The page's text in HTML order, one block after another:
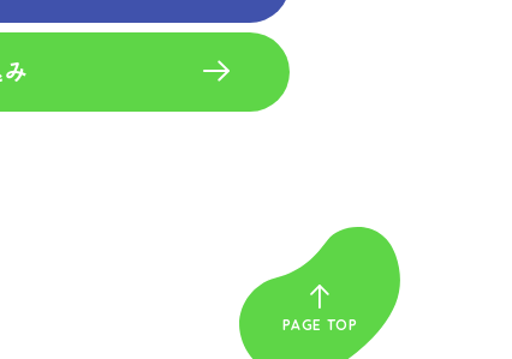
PAGE TOP